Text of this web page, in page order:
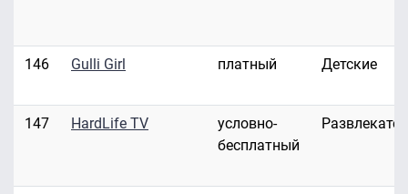
146 Gulli Girl платный Детские
147 HardLife TV
условно-
бесплатный